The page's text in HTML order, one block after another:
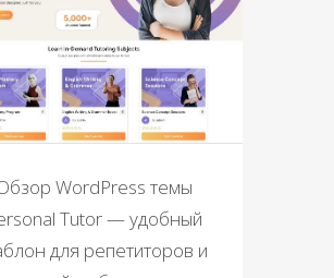
WordPress темы
Tutor — удобный
для репетиторов и